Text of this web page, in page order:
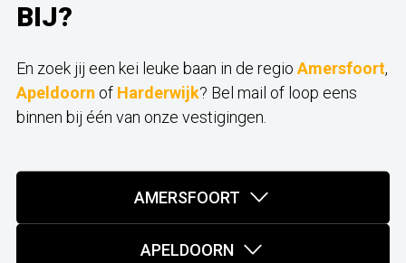
BIJ?
En zoek jij een kei leuke baan in de regio Amersfoort,
Apeldoorn of Harderwijk? Bel mail of loop eens
binnen bij één van onze vestigingen.
AMERSFOORT
APELDOORN